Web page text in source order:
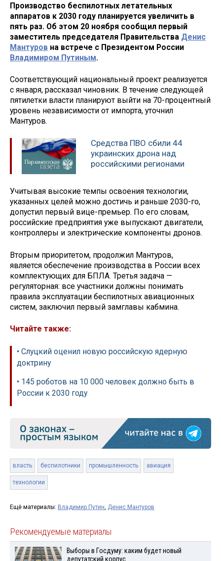
Производство беспилотных летательных
аппаратов к 2030 году планируется увеличить в
пять раз. Об этом 20 ноября сообщил первый
заместитель председателя Правительства Денис
Мантуров на встрече с Президентом России
Владимиром Путиным.
Соответствующий национальный проект реализуется
с января, рассказал чиновник. В течение следующей
пятилетки власти планируют выйти на 70-процентный
уровень независимости от импорта, уточнил
Мантуров.
Средства ПВО сбили 44
украинских дрона над
российскими регионами
Учитывая высокие темпы освоения технологии,
указанных целей можно достичь и раньше 2030-го,
допустил первый вице-премьер. По его словам,
российские предприятия уже выпускают двигатели,
контроллеры и электрические компоненты дронов.
Вторым приоритетом, продолжил Мантуров,
является обеспечение производства в России всех
комплектующих для БПЛА. Третья задача —
регуляторная: все участники должны понимать
правила эксплуатации беспилотных авиационных
систем, заключил первый замглавы кабмина.
Читайте также:
• Слуцкий оценил новую российскую ядерную
доктрину
• 145 роботов на 10 000 человек должно быть в
России к 2030 году
власть беспилотники промышленность авиация
технологии
Ещё материалы: Владимир Путин, Денис Мантуров
Рекомендуемые материалы
Выборы в Госдуму: каким будет новый